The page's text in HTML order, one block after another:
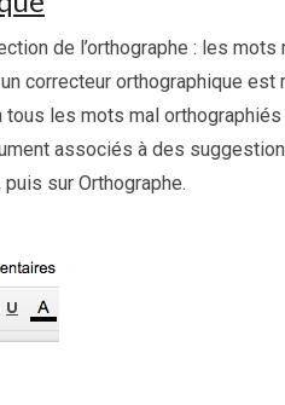
de l’orthographe : les
correcteur orthographique
les mots mal
associés à des
sur Orthographe.